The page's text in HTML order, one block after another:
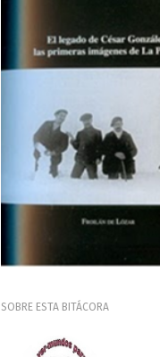
SOBRE ESTA BITÁCORA